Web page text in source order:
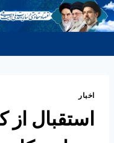
اخبار
استقبال از